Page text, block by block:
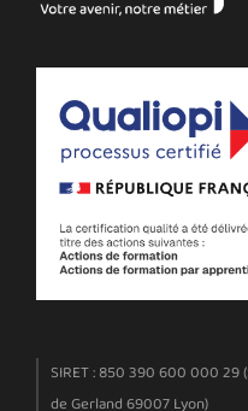
SIRET : 850 390 600 000 29
de Gerland 69007 Lyon)